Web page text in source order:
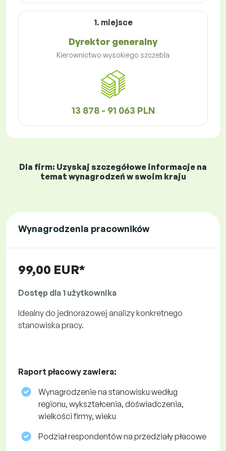
1. miejsce
Dyrektor generalny
Kierownictwo wysokiego szczebla
13 878 - 91 063 PLN
Dla firm: Uzyskaj szczegółowe informacje na
temat wynagrodzeń w swoim kraju
Wynagrodzenia pracowników
99,00 EUR*
Dostęp dla 1 użytkownika
Idealny do jednorazowej analizy konkretnego
stanowiska pracy.
Raport płacowy zawiera:
Wynagrodzenie na stanowisku według
regionu, wykształcenia, doświadczenia,
wielkości firmy, wieku
Podział respondentów na przedziały płacowe